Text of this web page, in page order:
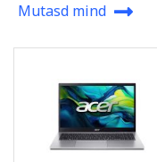
Mutasd mind